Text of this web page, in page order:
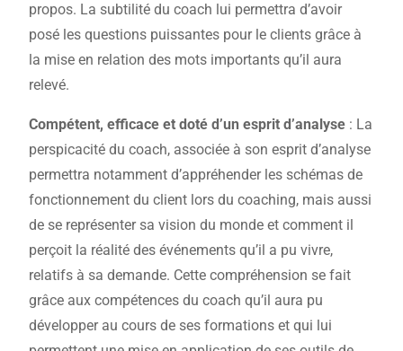
propos. La subtilité du coach lui permettra d’avoir
posé les questions puissantes pour le clients grâce à
la mise en relation des mots importants qu’il aura
relevé.
Compétent, efficace et doté d’un esprit d’analyse : La
perspicacité du coach, associée à son esprit d’analyse
permettra notamment d’appréhender les schémas de
fonctionnement du client lors du coaching, mais aussi
de se représenter sa vision du monde et comment il
perçoit la réalité des événements qu’il a pu vivre,
relatifs à sa demande. Cette compréhension se fait
grâce aux compétences du coach qu’il aura pu
développer au cours de ses formations et qui lui